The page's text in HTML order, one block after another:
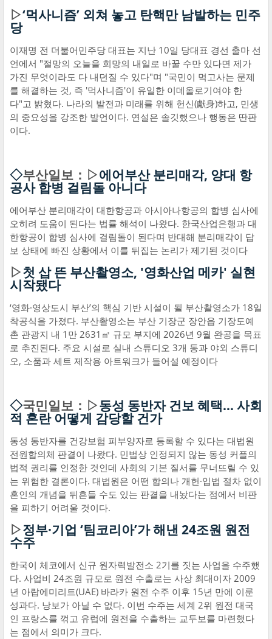
▷‘먹사니즘’ 외쳐 놓고 탄핵만 남발하는 민주
당
이재명 전 더불어민주당 대표는 지난 10일 당대표 경선 출마 선
언에서 "절망의 오늘을 희망의 내일로 바꿀 수만 있다면 제가
가진 무엇이라도 다 내던질 수 있다"며 "국민이 먹고사는 문제
를 해결하는 것, 즉 '먹사니즘'이 유일한 이데올로기여야 한
다"고 밝혔다. 나라의 발전과 미래를 위해 헌신(獻身)하고, 민생
의 중요성을 강조한 발언이다. 연설은 솔깃했으나 행동은 딴판
이다.
◇부산일보：▷에어부산 분리매각, 양대 항
공사 합병 걸림돌 아니다
에어부산 분리매각이 대한항공과 아시아나항공의 합병 심사에
오히려 도움이 된다는 법률 해석이 나왔다. 한국산업은행과 대
한항공이 합병 심사에 걸림돌이 된다며 반대해 분리매각이 답
보 상태에 빠진 상황에서 이를 뒤집는 논리가 제기된 것이다
▷첫 삽 뜬 부산촬영소, '영화산업 메카' 실현
시작됐다
‘영화·영상도시 부산’의 핵심 기반 시설이 될 부산촬영소가 18일
착공식을 가졌다. 부산촬영소는 부산 기장군 장안읍 기장도예
촌 관광지 내 1만 2631㎡ 규모 부지에 2026년 9월 완공을 목표
로 추진된다. 주요 시설로 실내 스튜디오 3개 동과 야외 스튜디
오, 소품과 세트 제작용 아트워크가 들어설 예정이다
◇국민일보：▷동성 동반자 건보 혜택… 사회
적 혼란 어떻게 감당할 건가
동성 동반자를 건강보험 피부양자로 등록할 수 있다는 대법원
전원합의체 판결이 나왔다. 민법상 인정되지 않는 동성 커플의
법적 권리를 인정한 것인데 사회의 기본 질서를 무너뜨릴 수 있
는 위험한 결론이다. 대법원은 어떤 합의나 개헌·입법 절차 없이
혼인의 개념을 뒤흔들 수도 있는 판결을 내놨다는 점에서 비판
을 피하기 어려울 것이다.
▷정부·기업 ‘팀코리아’가 해낸 24조원 원전
수주
한국이 체코에서 신규 원자력발전소 2기를 짓는 사업을 수주했
다. 사업비 24조원 규모로 원전 수출로는 사상 최대이자 2009
년 아랍에미리트(UAE) 바라카 원전 수주 이후 15년 만에 이룬
성과다. 낭보가 아닐 수 없다. 이번 수주는 세계 2위 원전 대국
인 프랑스를 꺾고 유럽에 원전을 수출하는 교두보를 마련했다
는 점에서 의미가 크다.